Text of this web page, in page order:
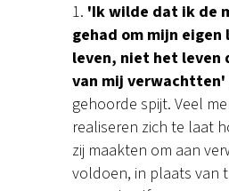
'Ik wilde dat ik de
gehad om mijn eigen
leven, niet het leven
van mij verwachtten'
gehoorde spijt. Veel
realiseren zich te laat
zij maakten om aan
voldoen, in plaats van